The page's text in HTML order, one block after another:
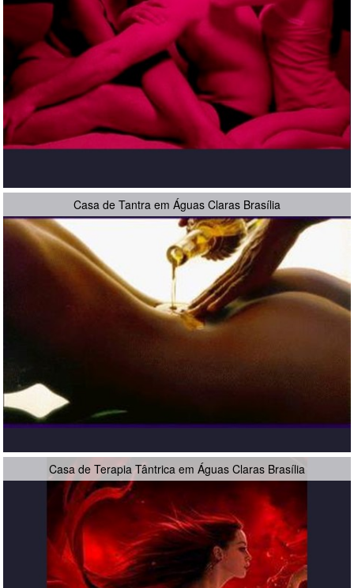
Casa de Tantra em Águas Claras Brasília
Casa de Terapia Tântrica em Águas Claras Brasília